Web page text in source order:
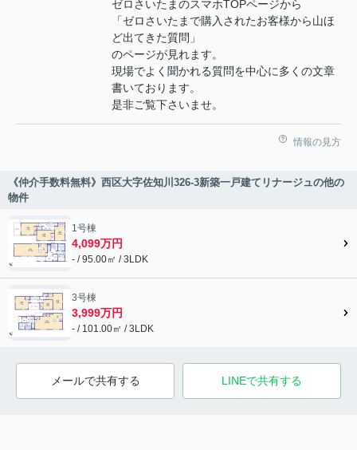
ゼロさいたまのスマホTOPページから
「ゼロさいたまで購入されたお客様から山ほ
ど出てきた質問」
のページが見れます。
現場でよく聞かれる質問を中心に多くの文章
書いております。
是非ご覧下さいませ。
情報の見方
《仲介手数料無料》西区大字佐知川326-3新築一戸建てリナージュの他の
物件
1号棟
4,099万円
- / 95.00㎡ / 3LDK
3号棟
3,999万円
- / 101.00㎡ / 3LDK
メールで共有する LINEで共有する